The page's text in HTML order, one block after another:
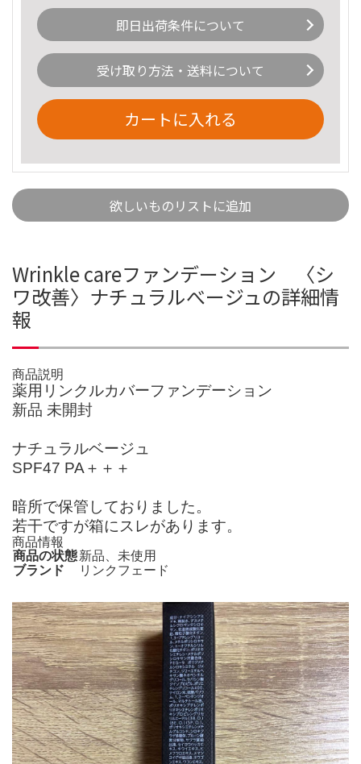
即日出荷条件について
受け取り方法・送料について
カートに入れる
欲しいものリストに追加
Wrinkle careファンデーション 〈シ
ワ改善〉ナチュラルべージュの詳細情
報
商品説明
薬用リンクルカバーファンデーション
新品 未開封
ナチュラルベージュ
SPF47 PA＋＋＋
暗所で保管しておりました。
若干ですが箱にスレがあります。
商品情報
商品の状態新品、未使用
ブランド
リンクフェード